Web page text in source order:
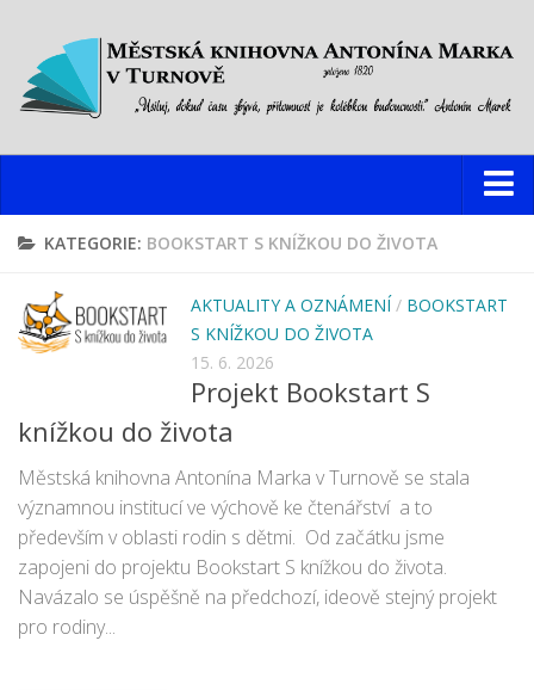
Knihovna
Oddělení pro dospělé
Oddělení pro děti a mládež
Dětský web
Multimediální studovna
Informační centrum pro mládež
Pobočky
Pobočka Malý Rohozec
Pobočka Turnov II
Pobočka Mašov
KATEGORIE: BOOKSTART S KNÍŽKOU DO ŽIVOTA
AKTUALITY A OZNÁMENÍ / BOOKSTART
S KNÍŽKOU DO ŽIVOTA
15. 6. 2026
Projekt Bookstart S
knížkou do života
Městská knihovna Antonína Marka v Turnově se stala
významnou institucí ve výchově ke čtenářství a to
především v oblasti rodin s dětmi. Od začátku jsme
zapojeni do projektu Bookstart S knížkou do života.
Navázalo se úspěšně na předchozí, ideově stejný projekt
pro rodiny...